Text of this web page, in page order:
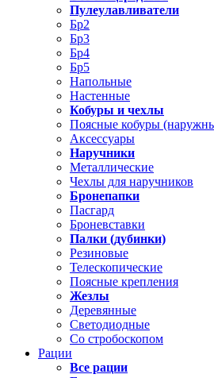
Пулеулавливатели
Бр2
Бр3
Бр4
Бр5
Напольные
Настенные
Кобуры и чехлы
Поясные кобуры
Аксессуары
Наручники
Металлические
Чехлы для наручников
Бронепапки
Пасгард
Броневставки
Палки (дубинки)
Резиновые
Телескопические
Поясные крепления
Жезлы
Деревянные
Светодиодные
Со стробоскопом
Рации
Все рации